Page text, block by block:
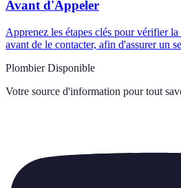
Avant d'Appeler
Apprenez les étapes clés pour vérifier
avant de le contacter, afin d'assurer un
Plombier Disponible
Votre source d'information pour tout